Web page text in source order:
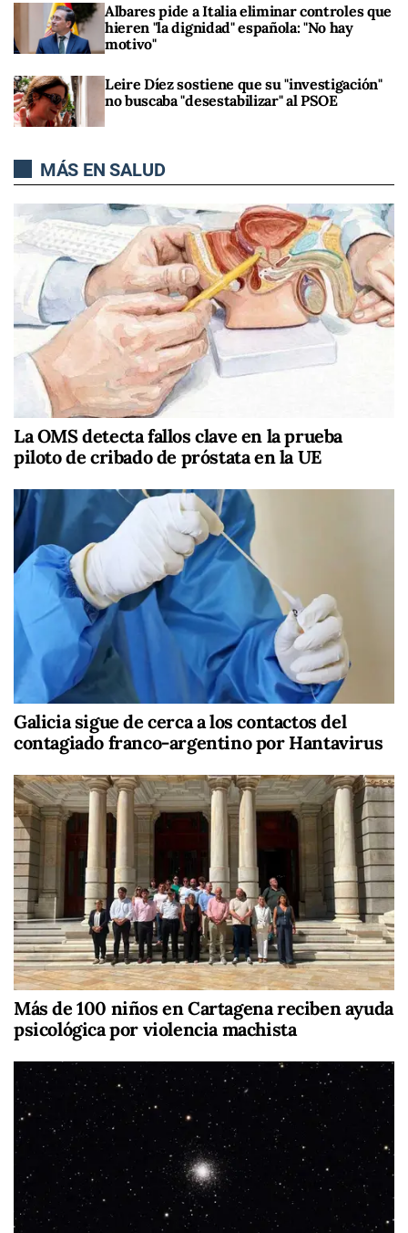
Albares pide a Italia eliminar controles que
hieren "la dignidad" española: "No hay
motivo"
Leire Díez sostiene que su "investigación"
no buscaba "desestabilizar" al PSOE
MÁS EN SALUD
La OMS detecta fallos clave en la prueba
piloto de cribado de próstata en la UE
Galicia sigue de cerca a los contactos del
contagiado franco-argentino por Hantavirus
Más de 100 niños en Cartagena reciben ayuda
psicológica por violencia machista